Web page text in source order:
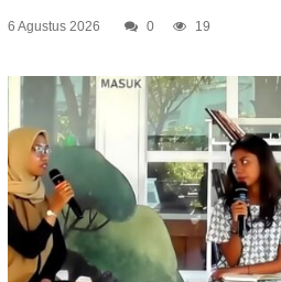
6 Agustus 2026 0 19